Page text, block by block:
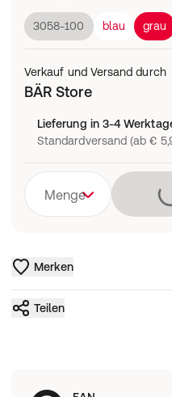
3058-100 blau grau
Verkauf und Versand durch
BÄR Store
Lieferung in 3-4
Standardversand (ab €
Menge
Merken
Teilen